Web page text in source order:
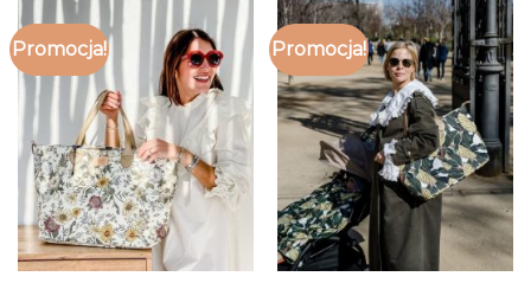
Promocja! Promocja!